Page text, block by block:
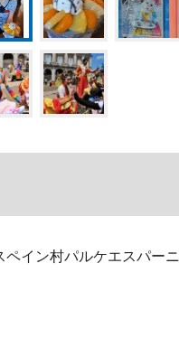
ペイン村パルケエスパー